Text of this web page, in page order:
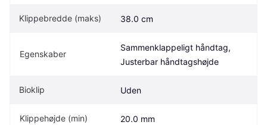
Klippebredde (maks) 38.0 cm
Egenskaber
Sammenklappeligt håndtag,
Justerbar håndtagshøjde
Bioklip Uden
Klippehøjde (min) 20.0 mm